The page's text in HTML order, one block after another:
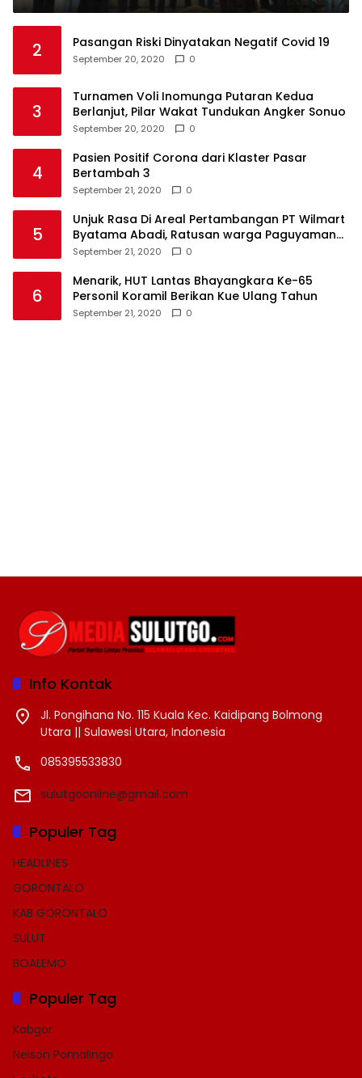
2 Pasangan Riski Dinyatakan Negatif Covid 19
September 20, 2020 0
3
Turnamen Voli Inomunga Putaran Kedua
Berlanjut, Pilar Wakat Tundukan Angker Sonuo
September 20, 2020 0
4
Pasien Positif Corona dari Klaster Pasar
Bertambah 3
September 21, 2020 0
5
Unjuk Rasa Di Areal Pertambangan PT Wilmart
Byatama Abadi, Ratusan warga Paguyaman
Pantai Tuntut Hal Ini
September 21, 2020 0
6
Menarik, HUT Lantas Bhayangkara Ke-65
Personil Koramil Berikan Kue Ulang Tahun
September 21, 2020 0
Info Kontak
Jl. Pongihana No. 115 Kuala Kec. Kaidipang Bolmong
Utara || Sulawesi Utara, Indonesia
085395533830
sulutgoonline@gmail.com
Populer Tag
HEADLINES
GORONTALO
KAB GORONTALO
SULUT
BOALEMO
Populer Tag
Kabgor
Nelson Pomalingo